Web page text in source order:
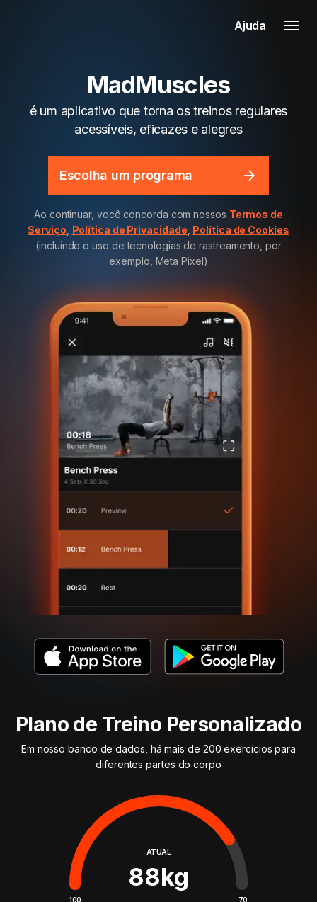
Ajuda
MadMuscles
é um aplicativo que torna os treinos regulares
acessíveis, eficazes e alegres
Escolha um programa
Ao continuar, você concorda com nossos Termos de
Serviço Política de Privacidade Política de Cookies
(incluindo o uso de tecnologias de rastreamento, por
exemplo, Meta Pixel)
Plano de Treino Personalizado
Em nosso banco de dados, há mais de 200 exercícios para
diferentes partes do corpo
ATUAL
88kg
100 70